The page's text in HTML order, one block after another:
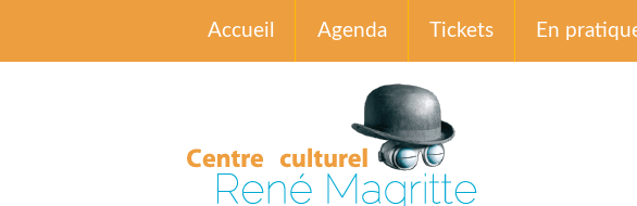
Accueil Agenda Tickets En